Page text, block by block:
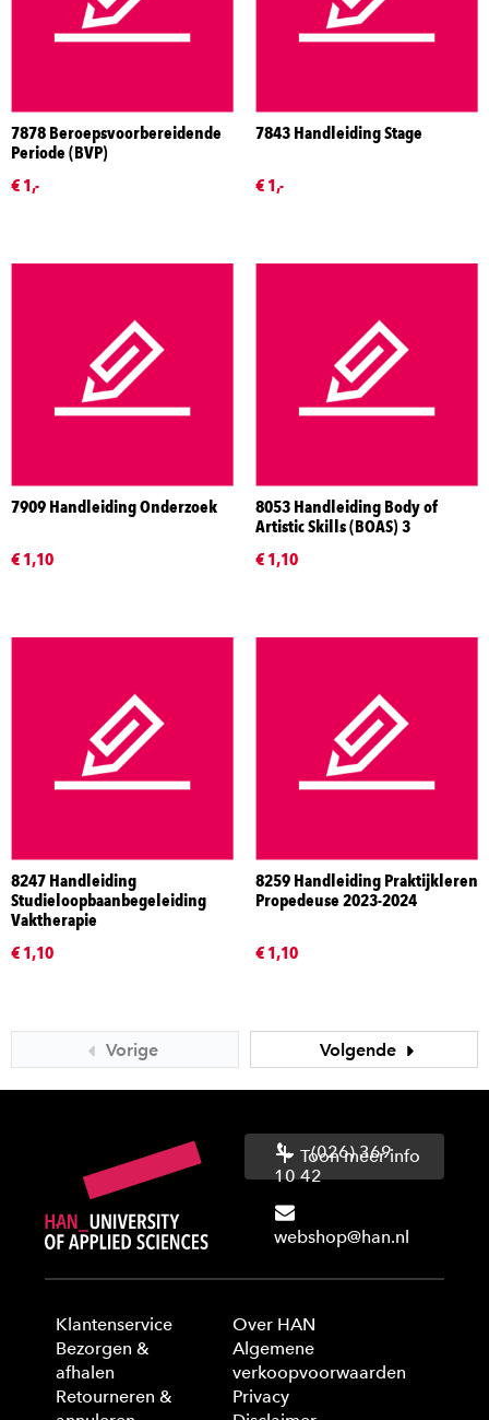
7878 Beroepsvoorbereidende
Periode (BVP)
€ 1,-
7843 Handleiding Stage
€ 1,-
7909 Handleiding Onderzoek
€ 1,10
8053 Handleiding Body of
Artistic Skills (BOAS) 3
€ 1,10
8247 Handleiding
Studieloopbaanbegeleiding
Vaktherapie
€ 1,10
8259 Handleiding Praktijkleren
Propedeuse 2023-2024
€ 1,10
Vorige Volgende
(026) 369
10 42
webshop@han.nl
Toon meer info
Klantenservice
Bezorgen &
afhalen
Retourneren &
Over HAN
Algemene
verkoopvoorwaarden
Privacy